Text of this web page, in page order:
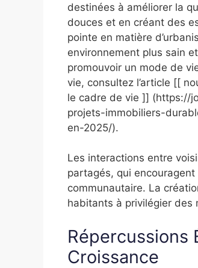
destinées à améliorer la
douces et en créant des
pointe en matière
environnement plus sain
promouvoir un mode de
vie, consultez l’article [[
le cadre de vie ]] (https://
projets-immobiliers-
en-2025/).
Les interactions entre
partagés, qui
communautaire. La
habitants à privilégier des
Répercussions
Croissance